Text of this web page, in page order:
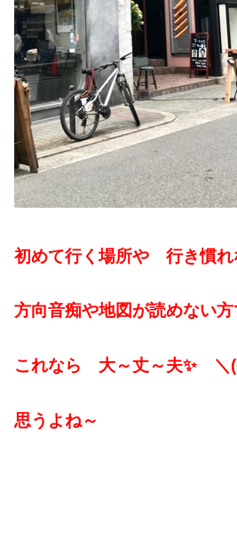
初めて行く場所や 行き慣れ
方向音痴や地図が読めない方
これなら 大～丈～夫✨ ＼
思うよね～